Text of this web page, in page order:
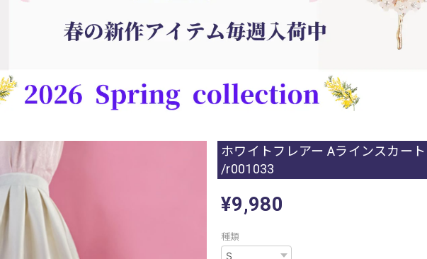
ホワイトフレアー Aラインスカート
/r001033
¥9,980
種類